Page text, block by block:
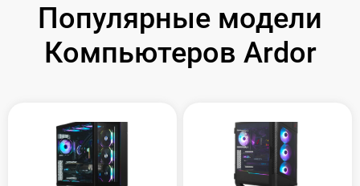
Популярные модели
Компьютеров Ardor